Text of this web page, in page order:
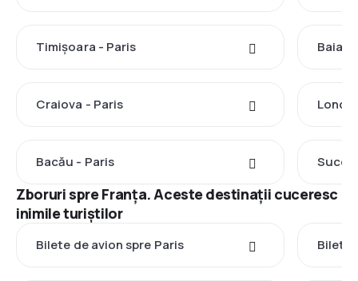
Timișoara - Paris Baia
Craiova - Paris
Bacău - Paris
Zboruri spre Franţa. Aceste destinații cuceresc
inimile turiștilor
Bilete de avion spre Paris Bilete